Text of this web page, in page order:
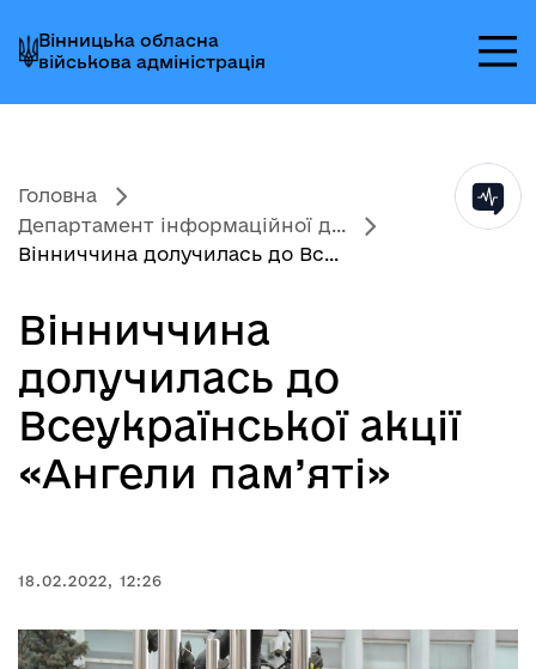
до
головного
меню
до
головного
вмісту
до
головного
колонтитула
Вінницька обласна
військова адміністрація
Головна
Департамент інформаційної д...
Вінниччина долучилась до Вс...
Вінниччина
долучилась до
Всеукраїнської акції
«Ангели пам’яті»
18.02.2022, 12:26